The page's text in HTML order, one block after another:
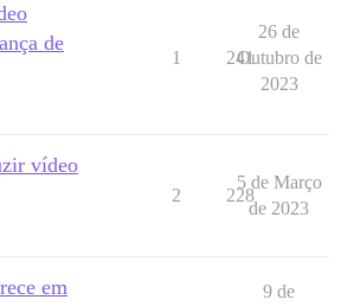
de
1 241
26 de
Outubro de
2023
vídeo
2 228
5 de Março
de 2023
em
9 de